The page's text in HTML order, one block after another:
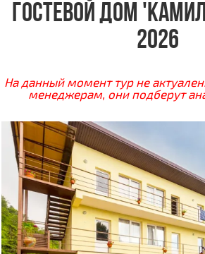
ГОСТЕВОЙ ДОМ
2026
На данный момент тур не
менеджерам, они подберут